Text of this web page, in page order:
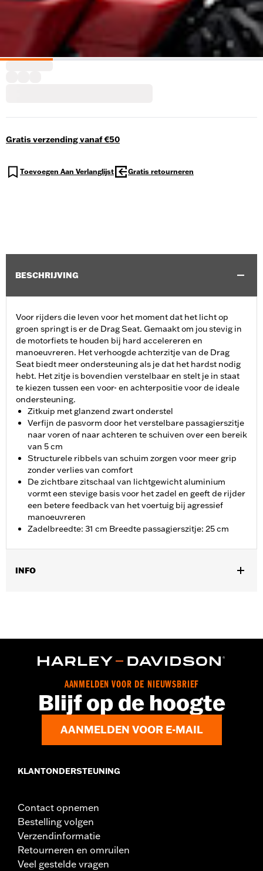
Gratis verzending vanaf €50
Toevoegen Aan Verlanglijst Gratis retourneren
BESCHRIJVING
Voor rijders die leven voor het moment dat het licht op
groen springt is er de Drag Seat. Gemaakt om jou stevig in
de motorfiets te houden bij hard accelereren en
manoeuvreren. Het verhoogde achterzitje van de Drag
Seat biedt meer ondersteuning als je dat het hardst nodig
hebt. Het zitje is bovendien verstelbaar en stelt je in staat
te kiezen tussen een voor- en achterpositie voor de ideale
ondersteuning.
Zitkuip met glanzend zwart onderstel
Verfijn de pasvorm door het verstelbare passagierszitje
naar voren of naar achteren te schuiven over een bereik
van 5 cm
Structurele ribbels van schuim zorgen voor meer grip
zonder verlies van comfort
De zichtbare zitschaal van lichtgewicht aluminium
vormt een stevige basis voor het zadel en geeft de rijder
een betere feedback van het voertuig bij agressief
manoeuvreren
Zadelbreedte: 31 cm Breedte passagierszitje: 25 cm
INFO
bagagedrager.
Installatie-instructies
Per stuk verkocht:Elk
Materiaal:Vinyl
In de doos:Zadel, handgreep, inclusief bevestigingsmateriaal
en installatiehandleiding
AANMELDEN VOOR DE NIEUWSBRIEF
Blijf op de hoogte
AANMELDEN VOOR E-MAIL
KLANTONDERSTEUNING
Contact opnemen
Bestelling volgen
Verzendinformatie
Retourneren en omruilen
Veel gestelde vragen